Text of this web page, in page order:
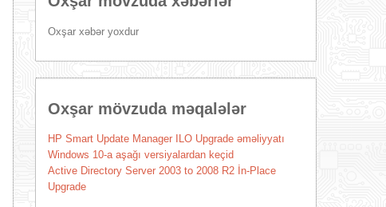
Oxşar xəbər yoxdur
Oxşar mövzuda məqalələr
HP Smart Update Manager ILO Upgrade əməliyyatı
Windows 10-a aşağı versiyalardan keçid
Active Directory Server 2003 to 2008 R2 İn-Place
Upgrade